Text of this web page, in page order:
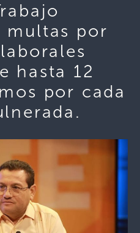
multas por
hasta 12
por cada